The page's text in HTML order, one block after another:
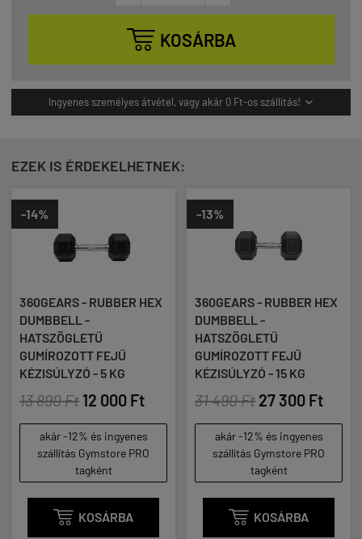
 KOSÁRBA
Ingyenes személyes átvétel, vagy akár 0 Ft-os szállítás! 
EZEK IS ÉRDEKELHETNEK:
-14%
360GEARS - RUBBER HEX
DUMBBELL -
HATSZÖGLETŰ
GUMÍROZOTT FEJŰ
KÉZISÚLYZÓ - 5 KG
13 890 Ft 12 000 Ft
akár -12% és ingyenes
szállítás Gymstore PRO
tagként
 KOSÁRBA
-13%
360GEARS - RUBBER HEX
DUMBBELL -
HATSZÖGLETŰ
GUMÍROZOTT FEJŰ
KÉZISÚLYZÓ - 15 KG
31 490 Ft 27 300 Ft
akár -12% és ingyenes
szállítás Gymstore PRO
tagként
 KOSÁRBA